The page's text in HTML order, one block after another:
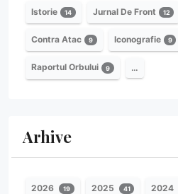
Istorie 14 Jurnal De Front 12
Contra Atac 9 Iconografie 9
Raportul Orbului 9 …
Arhive
2026 19 2025 41 2024